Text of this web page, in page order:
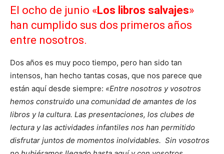
El ocho de junio « Los libros salvajes»
han cumplido sus dos primeros años
entre nosotros.
Dos años es muy poco tiempo, pero han sido tan
intensos, han hecho tantas cosas, que nos parece que
están aquí desde siempre: «Entre nosotros y vosotros
hemos construido una comunidad de amantes de los
libros y la cultura. Las presentaciones, los clubes de
lectura y las actividades infantiles nos han permitido
disfrutar juntos de momentos inolvidables. Sin vosotros